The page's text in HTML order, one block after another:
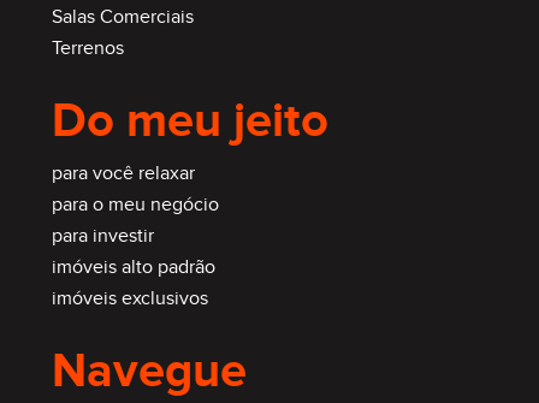
Salas Comerciais
Terrenos
Do meu jeito
para você relaxar
para o meu negócio
para investir
imóveis alto padrão
imóveis exclusivos
Navegue